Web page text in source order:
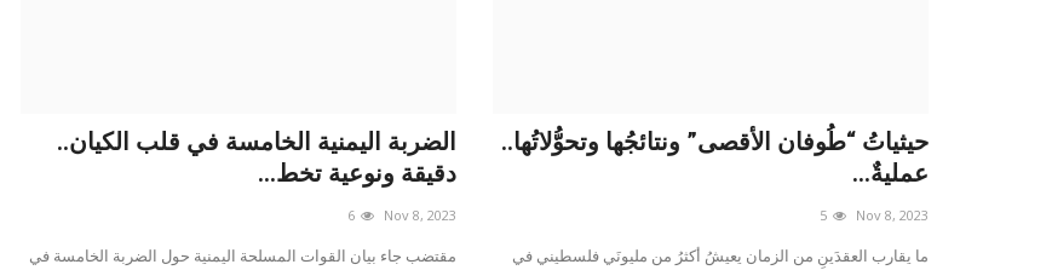
حيثياتُ “طُوفان الأقصى” ونتائجُها وتحوُّلاتُها..
عمليةٌ...
Nov 8, 2023
5
ما يقارب العقدَينِ من الزمان يعيشُ أكثرُ من مليونَي فلسطيني في
الضربة اليمنية الخامسة في قلب الكيان..
دقيقة ونوعية تخط...
Nov 8, 2023
6
مقتضب جاء بيان القوات المسلحة اليمنية حول الضربة الخامسة في